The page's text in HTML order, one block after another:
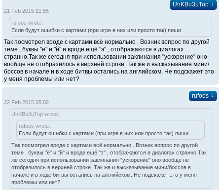
UnKBu3uTop ↓
21 Feb 2015 21:55
rufoos wrote:
Если будут ошибки с картами (при игре в них или просто так) пиши.
Так посмотрел вроде с картами всё нормально . Возник вопрос по другой
теме , буквы "ё" и "й" и вроде ещё "э" , отображаются в диалогах
странно.Так же сегодня при использовании заклинания "ускорение" оно
вообще не отобразилось в верхней строке .Так же и высказывание мини/
боссов в начале и в ходе битвы остались на английском. Не подскажет это
у меня проблемы или нет?
rufoos ↓
22 Feb 2015 05:02
UnKBu3uTop wrote:
rufoos wrote:
Если будут ошибки с картами (при игре в них или просто так) пиши.
Так посмотрел вроде с картами всё нормально . Возник вопрос по другой
теме , буквы "ё" и "й" и вроде ещё "э" , отображаются в диалогах странно.Так
же сегодня при использовании заклинания "ускорение" оно вообще не
отобразилось в верхней строке .Так же и высказывание мини/боссов в
начале и в ходе битвы остались на английском. Не подскажет это у меня
проблемы или нет?